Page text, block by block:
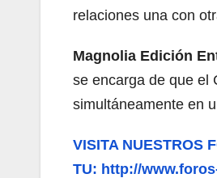
relaciones una con
Magnolia Edición
se encarga de que el
simultáneamente en
VISITA NUESTROS
TU: http://